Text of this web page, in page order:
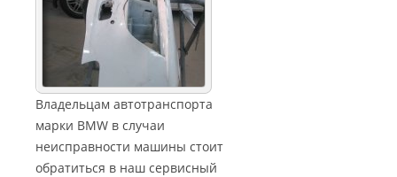
Владельцам автотранспорта
марки BMW в случаи
неисправности машины стоит
обратиться в наш сервисный